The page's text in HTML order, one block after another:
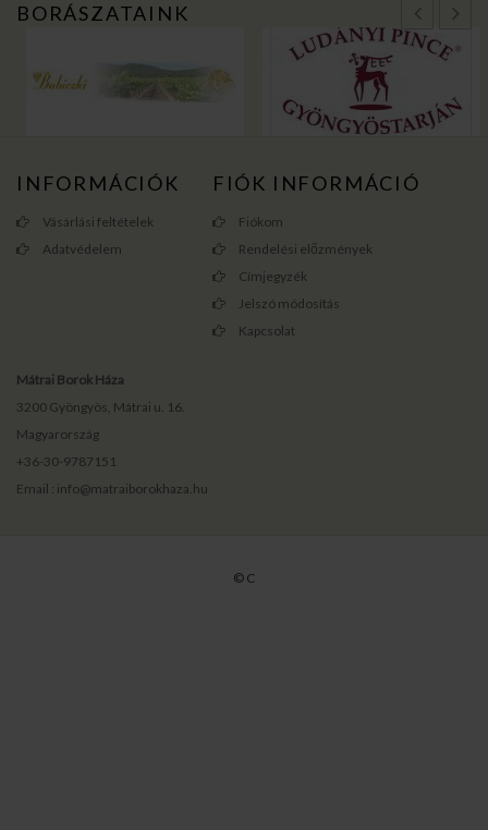
BORÁSZATAINK
INFORMÁCIÓK
Vásárlási feltételek
Adatvédelem
FIÓK INFORMÁCIÓ
Fiókom
Rendelési előzmények
Címjegyzék
Jelszó módosítás
Kapcsolat
Mátrai Borok Háza
3200 Gyöngyös, Mátrai u. 16.
Magyarország
+36-30-9787151
Email : info@matraiborokhaza.hu
© C